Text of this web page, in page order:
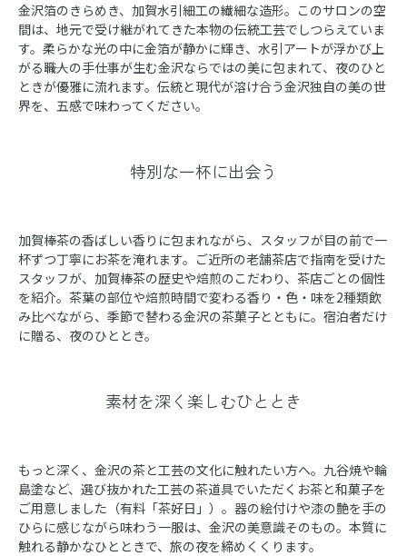
金沢箔のきらめき、加賀水引細工の繊細な造形。このサロンの空
間は、地元で受け継がれてきた本物の伝統工芸でしつらえていま
す。柔らかな光の中に金箔が静かに輝き、水引アートが浮かび上
がる――職人の手仕事が生む金沢ならではの美に包まれて、夜のひと
ときが優雅に流れます。伝統と現代が溶け合う金沢独自の美の世
界を、五感で味わってください。
特別な一杯に出会う
加賀棒茶の香ばしい香りに包まれながら、スタッフが目の前で一
杯ずつ丁寧にお茶を淹れます。ご近所の老舗茶店で指南を受けた
スタッフが、加賀棒茶の歴史や焙煎のこだわり、茶店ごとの個性
を紹介。茶葉の部位や焙煎時間で変わる香り・色・味を2種類飲
み比べながら、季節で替わる金沢の茶菓子とともに。宿泊者だけ
に贈る、夜のひととき。
素材を深く楽しむひととき
もっと深く、金沢の茶と工芸の文化に触れたい方へ。九谷焼や輪
島塗など、選び抜かれた工芸の茶道具でいただくお茶と和菓子を
ご用意しました（有料「茶好日」）。器の絵付けや漆の艶を手の
ひらに感じながら味わう一服は、金沢の美意識そのもの。本質に
触れる静かなひとときで、旅の夜を締めくくります。